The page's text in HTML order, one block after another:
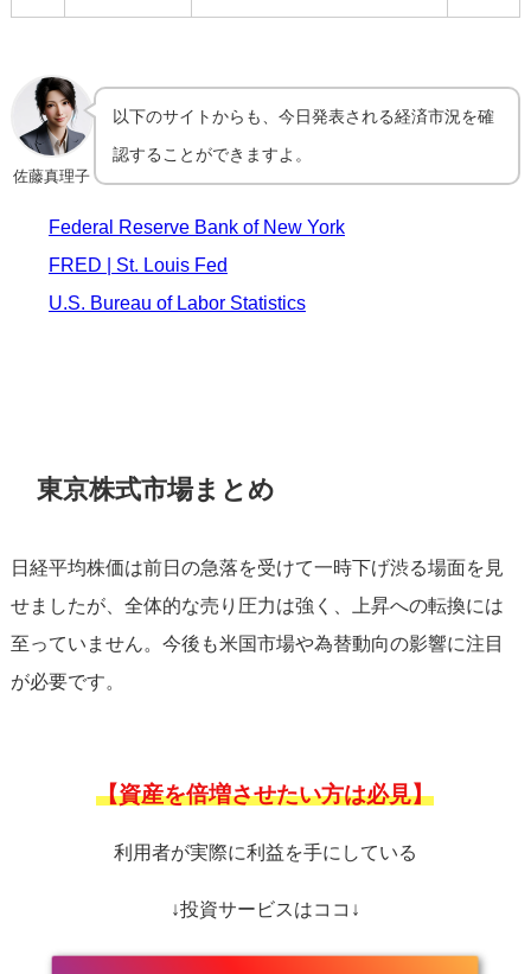
佐藤真理子
以下のサイトからも、今日発表される経済市況を確
認することができますよ。
Federal Reserve Bank of New York
FRED | St. Louis Fed
U.S. Bureau of Labor Statistics
東京株式市場まとめ
日経平均株価は前日の急落を受けて一時下げ渋る場面を見
せましたが、全体的な売り圧力は強く、上昇への転換には
至っていません。今後も米国市場や為替動向の影響に注目
が必要です。
【資産を倍増させたい方は必見】
利用者が実際に利益を手にしている
↓投資サービスはココ↓